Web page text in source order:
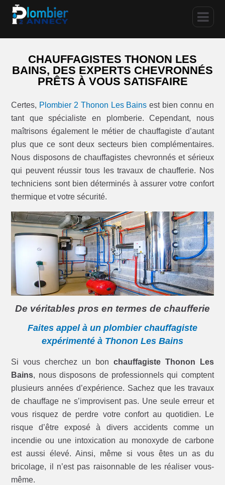
CHAUFFAGISTES THONON LES
BAINS, DES EXPERTS CHEVRONNÉS
PRÊTS À VOUS SATISFAIRE
Certes, Plombier 2 Thonon Les Bains est bien connu en
tant que spécialiste en plomberie. Cependant, nous
maîtrisons également le métier de chauffagiste d’autant
plus que ce sont deux secteurs bien complémentaires.
Nous disposons de chauffagistes chevronnés et sérieux
qui peuvent réussir tous les travaux de chaufferie. Nos
techniciens sont bien déterminés à assurer votre confort
thermique et votre sécurité.
De véritables pros en termes de chaufferie
Faites appel à un plombier chauffagiste
expérimenté à Thonon Les Bains
Si vous cherchez un bon chauffagiste Thonon Les
Bains, nous disposons de professionnels qui comptent
plusieurs années d’expérience. Sachez que les travaux
de chauffage ne s’improvisent pas. Une seule erreur et
vous risquez de perdre votre confort au quotidien. Le
risque d’être exposé à divers accidents comme un
incendie ou une intoxication au monoxyde de carbone
est aussi élevé. Ainsi, même si vous êtes un as du
bricolage, il n’est pas raisonnable de les réaliser vous-
même.